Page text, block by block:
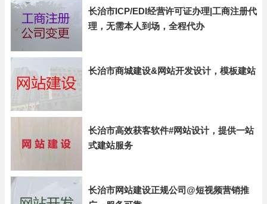
长治市ICP/EDI经营许可证办理|工商注册代
理，无需本人到场，全程代办
长治市商城建设&网站开发设计，模板建站
长治市高效获客软件#网站设计，提供一站
式建站服务
长治市网站建设正规公司@短视频营销推